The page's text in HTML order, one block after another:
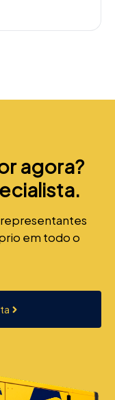
agora?
representantes
em todo o